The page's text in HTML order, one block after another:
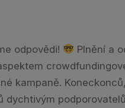
odpovědi!
Plnění a
kampaně.
dychtivým